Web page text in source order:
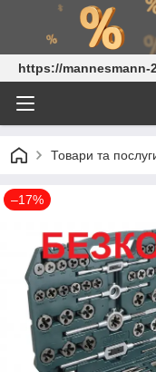
https://mannesmann-
Товари та
–17%